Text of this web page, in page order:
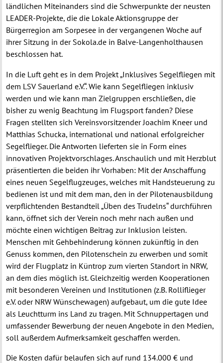
ländlichen Miteinanders sind die Schwerpunkte der neusten
LEADER-Projekte, die die Lokale Aktionsgruppe der
Bürgerregion am Sorpesee in der vergangenen Woche auf
ihrer Sitzung in der Sokola.de in Balve-Langenholthausen
beschlossen hat.
In die Luft geht es in dem Projekt „Inklusives Segelfliegen mit
dem LSV Sauerland e.V.“. Wie kann Segelfliegen inklusiv
werden und wie kann man Zielgruppen erschließen, die
bisher zu wenig Beachtung im Flugsport fanden? Diese
Fragen stellten sich Vereinsvorsitzender Joachim Kneer und
Matthias Schucka, international und national erfolgreicher
Segelflieger. Die Antworten lieferten sie in Form eines
innovativen Projektvorschlages. Anschaulich und mit Herzblut
präsentierten die beiden ihr Vorhaben: Mit der Anschaffung
eines neuen Segelflugzeuges, welches mit Handsteuerung zu
bedienen ist und mit dem man, den in der Pilotenausbildung
verpflichtenden Bestandteil „Üben des Trudelns“ durchführen
kann, öffnet sich der Verein noch mehr nach außen und
möchte einen wichtigen Beitrag zur Inklusion leisten.
Menschen mit Gehbehinderung können zukünftig in den
Genuss kommen, den Pilotenschein zu erwerben und somit
wird der Flugplatz in Küntrop zum vierten Standort in NRW,
an dem dies möglich ist. Gleichzeitig werden Kooperationen
mit besonderen Vereinen und Institutionen (z.B. Rolliflieger
e.V. oder NRW Wünschewagen) aufgebaut, um die gute Idee
als Leuchtturm ins Land zu tragen. Mit Schnuppertagen und
umfassender Bewerbung der neuen Angebote in den Medien,
soll außerdem Aufmerksamkeit geschaffen werden.
Die Kosten dafür belaufen sich auf rund 134.000 € und